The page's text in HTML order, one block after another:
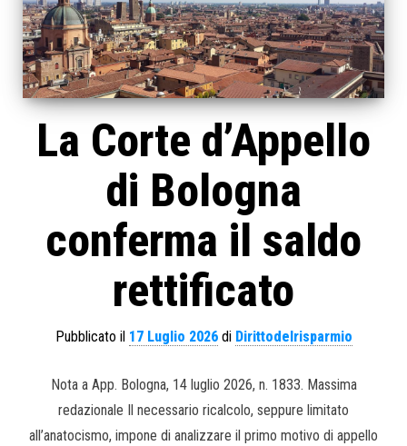
La Corte d’Appello
di Bologna
conferma il saldo
rettificato
Pubblicato il 17 Luglio 2026di Dirittodelrisparmio
Nota a App. Bologna, 14 luglio 2026, n. 1833. Massima
redazionale Il necessario ricalcolo, seppure limitato
all’anatocismo, impone di analizzare il primo motivo di appello